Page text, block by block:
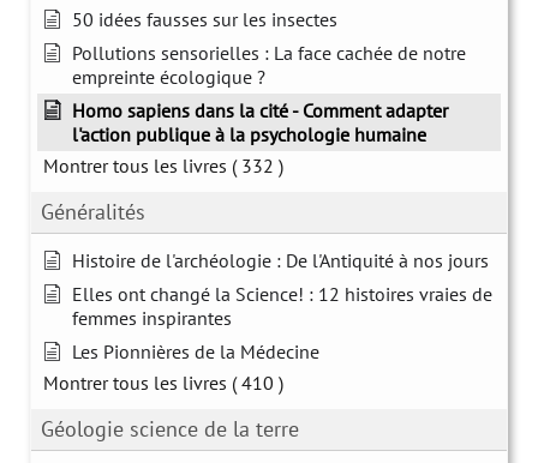
50 idées fausses sur les insectes
Pollutions sensorielles : La face cachée de notre
empreinte écologique ?
Homo sapiens dans la cité - Comment adapter
l'action publique à la psychologie humaine
Montrer tous les livres ( 332 )
Généralités
Histoire de l'archéologie : De l'Antiquité à nos jours
Elles ont changé la Science! : 12 histoires vraies de
femmes inspirantes
Les Pionnières de la Médecine
Montrer tous les livres ( 410 )
Géologie science de la terre